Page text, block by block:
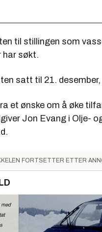
til stillingen som
har søkt.
satt til 21.
et ønske om å øke
Jon Evang i Olje-
FORTSETTER ETTER